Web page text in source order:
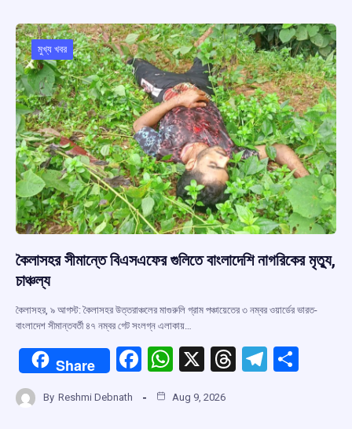
o
o
k
A
p
p
d
s
a
m
মুখ্য খবর
কৈলাসহর সীমান্তে বিএসএফের গুলিতে বাংলাদেশি নাগরিকের মৃত্যু,
চাঞ্চল্য
কৈলাসহর, ৯ আগস্ট: কৈলাসহর উত্তরাঞ্চলের মাগুরুলি গ্রাম পঞ্চায়েতের ৩ নম্বর ওয়ার্ডের ভারত-
বাংলাদেশ সীমান্তবর্তী ৪৭ নম্বর গেট সংলগ্ন এলাকায়…
Share
F
ce
W
at
X
T
T
By Reshmi Debnath Aug 9, 2026